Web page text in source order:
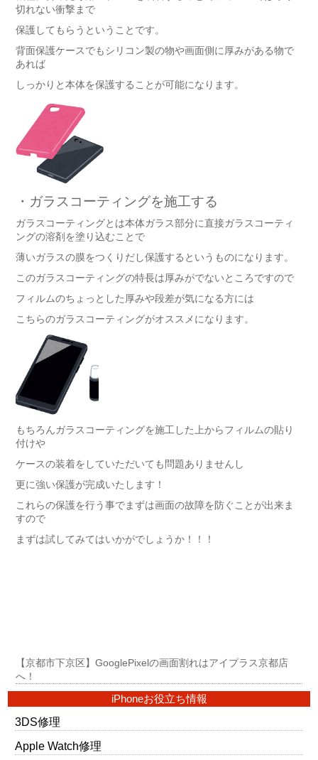
切れない衝撃まで
保護してもらうということです。
背面保護ケースでもシリコン製の物や画面側に厚みがある物で
あれば
しっかりと本体を保護することが可能になります。
・ガラスコーティングを施工する
ガラスコーティングとは本体ガラス部分に直接ガラスコーティ
ングの溶剤を塗り込むことで
薄いガラスの膜をつくりだし保護するというものになります。
このガラスコーティングの特長は厚みがでないところですので
フィルムのちょっとした厚みや段差が気になる方には
こちらのガラスコーティングがオススメになります。
もちろんガラスコーティングを施工した上からフィルムの貼り
付けや
ケースの装着をしていただいても問題ありませんし
更に強い保護が完成いたします！
これらの保護を行う事でまずは画面の故障を防ぐことが出来ま
すので
まずは試してみてはいかがでしょうか！！！
【京都市下京区】GooglePixelの画面割れはアイプラス京都店
へ！
iPhoneお役立ち情報
3DS修理
Apple Watch修理